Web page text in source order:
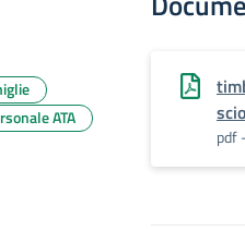
pdf
ATA